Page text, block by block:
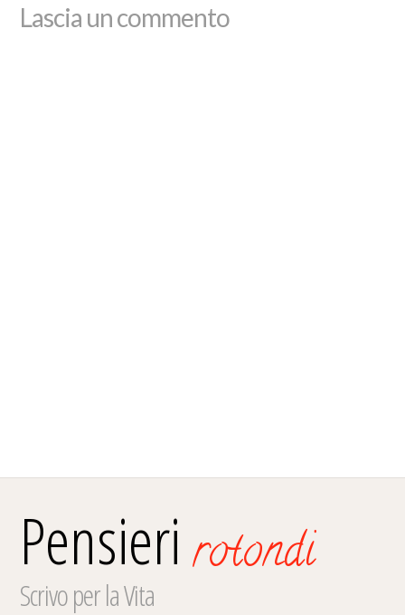
Lascia un commento
Pensierirotondi
Scrivo per la Vita